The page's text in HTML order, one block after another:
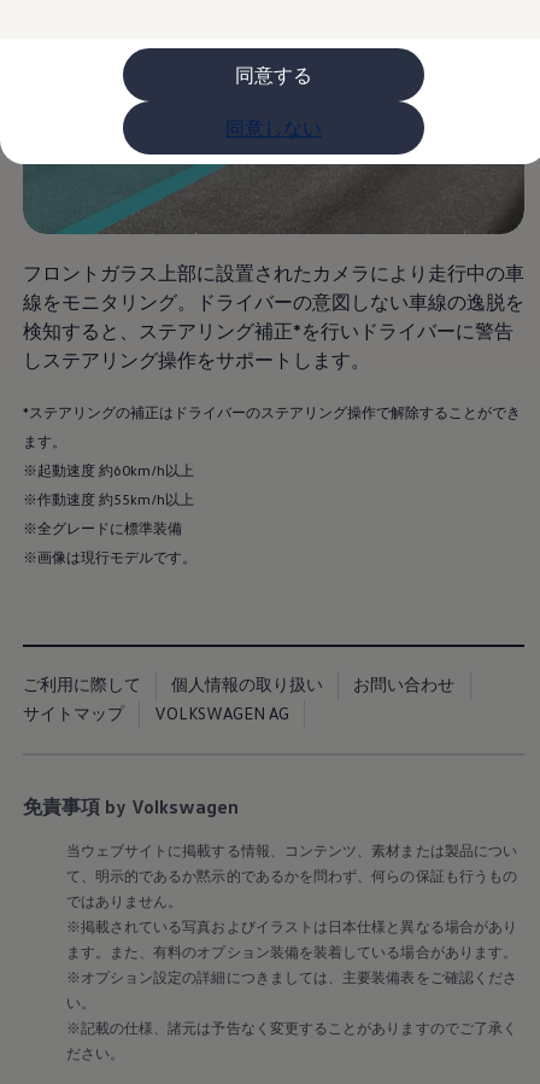
同意する
同意しない
ブランドストーリー
購入検討中の方へ
オファー(購入サポート・金利情報)
Golf お乗り換えを10万円補助
Tiguan 購入後、5年間の安心サポートが無償
Golf Variant お乗り換えを10万円補助
Volkswagenアンバサダープログラム
ファイナンシャルサービス
フォルクスワーゲン自動車保険プラス
Volkswagen Card
お支払いシミュレーション
モデル別月々のお支払い例
カスタマーポータル 登録・ログイン
Match Maker 登録・ログイン
補助金・エコカー優遇制度
ID.4
Golf
Golf Variant
Passat
フォルクスワーゲン純正部品のメリット
修理と点検
エンジンオイルおよびフルード類
アクセサリー
Lifestyle & goods
Drive Recorder
お客様情報
リサイクルへの取組み
警告灯とインジケーターランプ
特定整備情報
ユーザーガイド
運転上の注意
ロイヤリティプログラム
フロントガラス上部に設置されたカメラにより走行中の車
線をモニタリング。ドライバーの意図しない車線の逸脱を
検知すると、ステアリング補正*を行いドライバーに警告
しステアリング操作をサポートします。
*ステアリングの補正はドライバーのステアリング操作で解除することができ
ます。
※起動速度 約60km/h以上
※作動速度 約55km/h以上
※全グレードに標準装備
※画像は現行モデルです。
ご利用に際して 個人情報の取り扱い
お問い合わせ
サイトマップ
VOLKSWAGEN AG
免責事項 by Volkswagen
当ウェブサイトに掲載する情報、コンテンツ、素材または製品につい
て、明示的であるか黙示的であるかを問わず、何らの保証も行うもの
ではありません。
※掲載されている写真およびイラストは日本仕様と異なる場合があり
ます。また、有料のオプション装備を装着している場合があります。
※オプション設定の詳細につきましては、主要装備表をご確認くださ
い。
※記載の仕様、諸元は予告なく変更することがありますのでご了承く
ださい。